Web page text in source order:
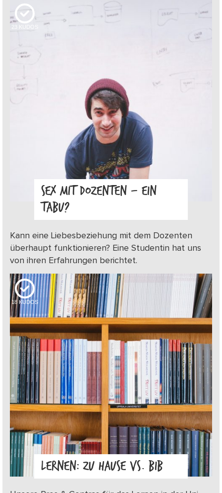
23 KUDOS
SEX MIT DOZENTEN – EIN
TABU?
Kann eine Liebesbeziehung mit dem Dozenten
überhaupt funktionieren? Eine Studentin hat uns
von ihren Erfahrungen berichtet.
18 KUDOS
LERNEN: ZU HAUSE VS. BIB